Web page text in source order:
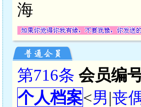
海
第716条 会员编
个人档案<男|丧